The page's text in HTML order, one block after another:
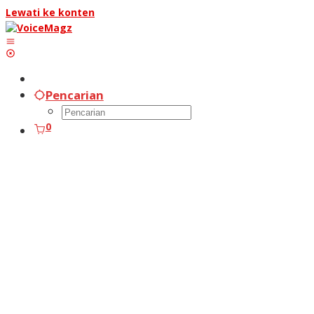
Lewati ke konten
Pencarian
0